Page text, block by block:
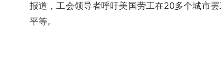
报道，工会领导者呼吁美国劳工在20多个城市
平等。